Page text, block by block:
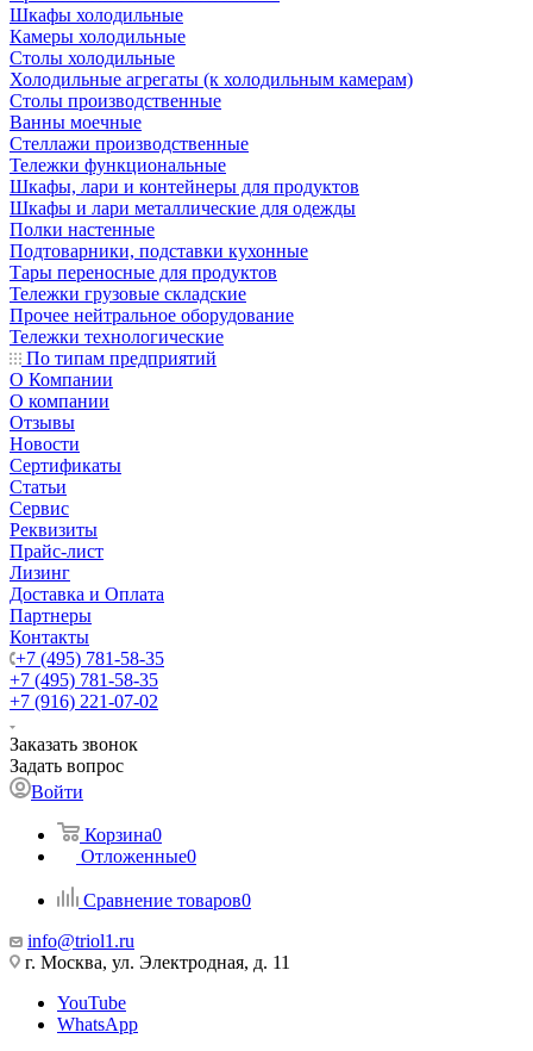
Шкафы холодильные
Камеры холодильные
Столы холодильные
Холодильные агрегаты (к холодильным камерам)
Столы производственные
Ванны моечные
Стеллажи производственные
Тележки функциональные
Шкафы, лари и контейнеры для продуктов
Шкафы и лари металлические для одежды
Полки настенные
Подтоварники, подставки кухонные
Тары переносные для продуктов
Тележки грузовые складские
Прочее нейтральное оборудование
Тележки технологические
По типам предприятий
О Компании
О компании
Отзывы
Новости
Сертификаты
Статьи
Сервис
Реквизиты
Прайс-лист
Лизинг
Доставка и Оплата
Партнеры
Контакты
+7 (495) 781-58-35
+7 (495) 781-58-35
+7 (916) 221-07-02
Заказать звонок
Задать вопрос
Войти
Корзина0
Отложенные0
Сравнение товаров0
info@triol1.ru
г. Москва, ул. Электродная, д. 11
YouTube
WhatsApp